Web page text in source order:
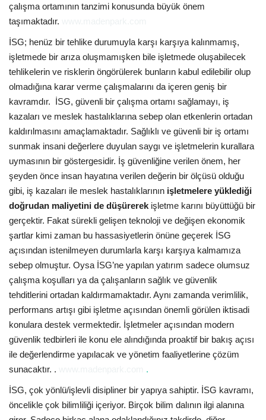
çalışma ortamının tanzimi konusunda büyük önem
taşımaktadır.
İSG; henüz bir tehlike durumuyla karşı karşıya kalınmamış,
işletmede bir arıza oluşmamışken bile işletmede oluşabilecek
tehlikelerin ve risklerin öngörülerek bunların kabul edilebilir olup
olmadığına karar verme çalışmalarını da içeren geniş bir
kavramdır. İSG, güvenli bir çalışma ortamı sağlamayı, iş
kazaları ve meslek hastalıklarına sebep olan etkenlerin ortadan
kaldırılmasını amaçlamaktadır. Sağlıklı ve güvenli bir iş ortamı
sunmak insani değerlere duyulan saygı ve işletmelerin kurallara
uymasının bir göstergesidir. İş güvenliğine verilen önem, her
şeyden önce insan hayatına verilen değerin bir ölçüsü olduğu
gibi, iş kazaları ile meslek hastalıklarının işletmelere yüklediği
doğrudan maliyetini de düşürerek işletme karını büyüttüğü bir
gerçektir. Fakat sürekli gelişen teknoloji ve değişen ekonomik
şartlar kimi zaman bu hassasiyetlerin önüne geçerek İSG
açısından istenilmeyen durumlarla karşı karşıya kalmamıza
sebep olmuştur. Oysa İSG’ne yapılan yatırım sadece olumsuz
çalışma koşulları ya da çalışanların sağlık ve güvenlik
tehditlerini ortadan kaldırmamaktadır. Aynı zamanda verimlilik,
performans artışı gibi işletme açısından önemli görülen iktisadi
konulara destek vermektedir. İşletmeler açısından modern
güvenlik tedbirleri ile konu ele alındığında proaktif bir bakış açısı
ile değerlendirme yapılacak ve yönetim faaliyetlerine çözüm
sunacaktır. .
.
İSG, çok yönlü/işlevli disipliner bir yapıya sahiptir. İSG kavramı,
öncelikle çok bilimliliği içeriyor. Birçok bilim dalının ilgi alanına